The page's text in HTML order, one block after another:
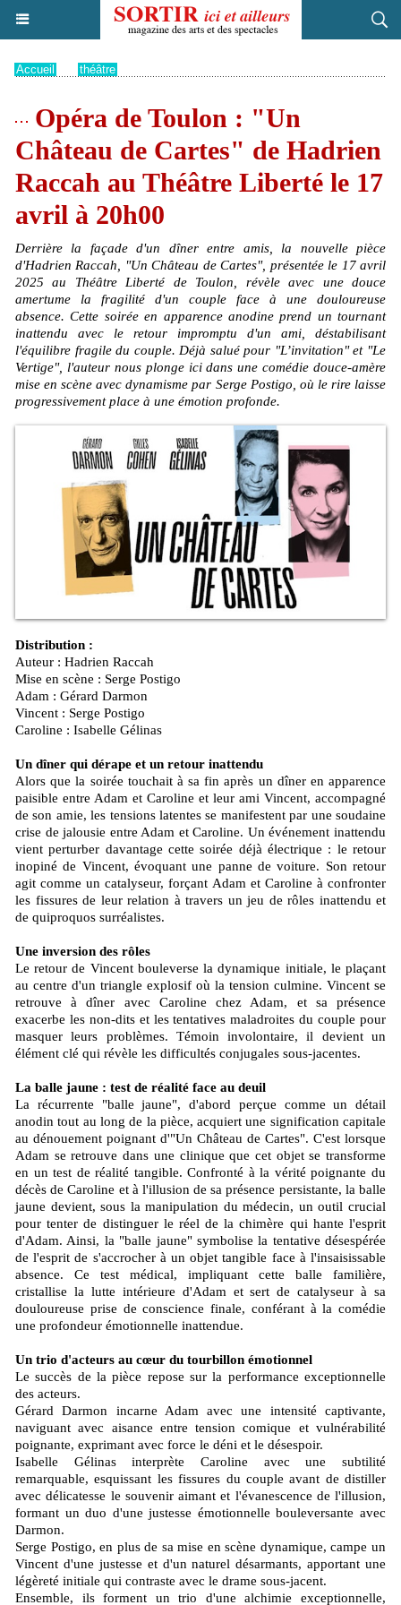
Accueil théâtre
Opéra de Toulon : "Un
Château de Cartes" de Hadrien
Raccah au Théâtre Liberté le 17
avril à 20h00
Derrière la façade d'un dîner entre amis, la nouvelle pièce
d'Hadrien Raccah, "Un Château de Cartes", présentée le 17 avril
2025 au Théâtre Liberté de Toulon, révèle avec une douce
amertume la fragilité d'un couple face à une douloureuse
absence. Cette soirée en apparence anodine prend un tournant
inattendu avec le retour impromptu d'un ami, déstabilisant
l'équilibre fragile du couple. Déjà salué pour "L’invitation" et "Le
Vertige", l'auteur nous plonge ici dans une comédie douce-amère
mise en scène avec dynamisme par Serge Postigo, où le rire laisse
progressivement place à une émotion profonde.
Distribution :
Auteur : Hadrien Raccah
Mise en scène : Serge Postigo
Adam : Gérard Darmon
Vincent : Serge Postigo
Caroline : Isabelle Gélinas
Un dîner qui dérape et un retour inattendu
Alors que la soirée touchait à sa fin après un dîner en apparence
paisible entre Adam et Caroline et leur ami Vincent, accompagné
de son amie, les tensions latentes se manifestent par une soudaine
crise de jalousie entre Adam et Caroline. Un événement inattendu
vient perturber davantage cette soirée déjà électrique : le retour
inopiné de Vincent, évoquant une panne de voiture. Son retour
agit comme un catalyseur, forçant Adam et Caroline à confronter
les fissures de leur relation à travers un jeu de rôles inattendu et
de quiproquos surréalistes.
Une inversion des rôles
Le retour de Vincent bouleverse la dynamique initiale, le plaçant
au centre d'un triangle explosif où la tension culmine. Vincent se
retrouve à dîner avec Caroline chez Adam, et sa présence
exacerbe les non-dits et les tentatives maladroites du couple pour
masquer leurs problèmes. Témoin involontaire, il devient un
élément clé qui révèle les difficultés conjugales sous-jacentes.
La balle jaune : test de réalité face au deuil
La récurrente "balle jaune", d'abord perçue comme un détail
anodin tout au long de la pièce, acquiert une signification capitale
au dénouement poignant d'"Un Château de Cartes". C'est lorsque
Adam se retrouve dans une clinique que cet objet se transforme
en un test de réalité tangible. Confronté à la vérité poignante du
décès de Caroline et à l'illusion de sa présence persistante, la balle
jaune devient, sous la manipulation du médecin, un outil crucial
pour tenter de distinguer le réel de la chimère qui hante l'esprit
d'Adam. Ainsi, la "balle jaune" symbolise la tentative désespérée
de l'esprit de s'accrocher à un objet tangible face à l'insaisissable
absence. Ce test médical, impliquant cette balle familière,
cristallise la lutte intérieure d'Adam et sert de catalyseur à sa
douloureuse prise de conscience finale, conférant à la comédie
une profondeur émotionnelle inattendue.
Un trio d'acteurs au cœur du tourbillon émotionnel
Le succès de la pièce repose sur la performance exceptionnelle
des acteurs.
Gérard Darmon incarne Adam avec une intensité captivante,
naviguant avec aisance entre tension comique et vulnérabilité
poignante, exprimant avec force le déni et le désespoir.
Isabelle Gélinas interprète Caroline avec une subtilité
remarquable, esquissant les fissures du couple avant de distiller
avec délicatesse le souvenir aimant et l'évanescence de l'illusion,
formant un duo d'une justesse émotionnelle bouleversante avec
Darmon.
Serge Postigo, en plus de sa mise en scène dynamique, campe un
Vincent d'une justesse et d'un naturel désarmants, apportant une
légèreté initiale qui contraste avec le drame sous-jacent.
Ensemble, ils forment un trio d'une alchimie exceptionnelle,